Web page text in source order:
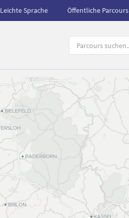
Leichte Sprache Öffentliche Parcours